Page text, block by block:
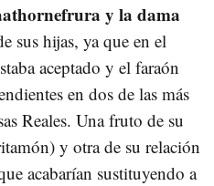
y la dama
sus hijas, ya que en el
aceptado y el faraón
en dos de las más
Reales. Una fruto de su
y otra de su relación
acabarían sustituyendo a